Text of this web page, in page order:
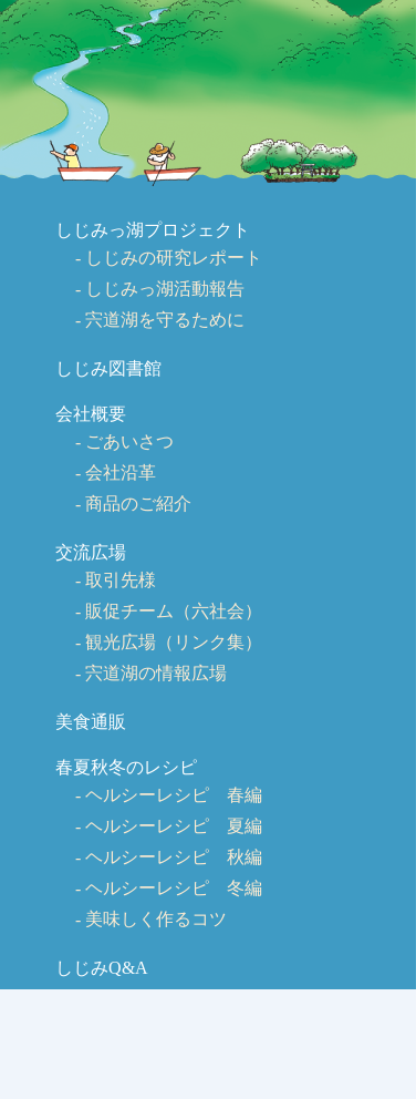
しじみっ湖プロジェクト
しじみの研究レポート
しじみっ湖活動報告
宍道湖を守るために
しじみ図書館
会社概要
ごあいさつ
会社沿革
商品のご紹介
交流広場
取引先様
販促チーム（六社会）
観光広場（リンク集）
宍道湖の情報広場
美食通販
春夏秋冬のレシピ
ヘルシーレシピ 春編
ヘルシーレシピ 夏編
ヘルシーレシピ 秋編
ヘルシーレシピ 冬編
美味しく作るコツ
しじみQ&A